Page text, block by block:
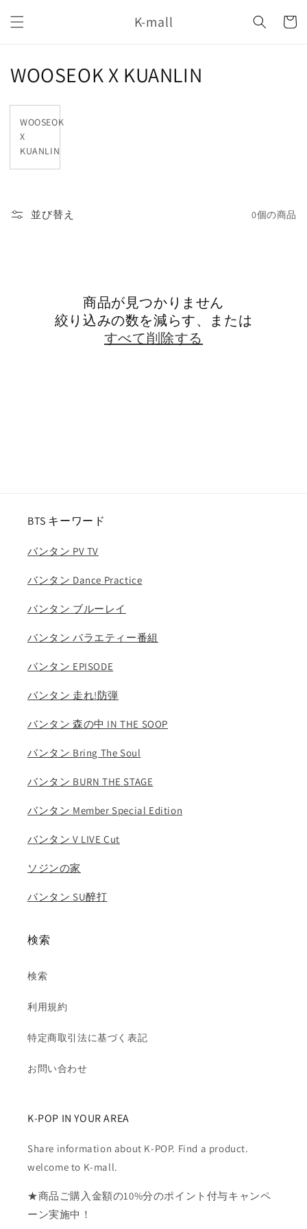
ンツに
進む
K-mall
ー
コ
レ
ク
シ
ン
WOOSEOK X KUANLIN
WOOSEOK
X
KUANLIN
並び替え 0個の商品
商品が見つかりません
絞り込みの数を減らす、または
すべて削除する
BTS キーワード
バンタン PV TV
バンタン Dance Practice
バンタン ブルーレイ
バンタン バラエティー番組
バンタン EPISODE
バンタン 走れ!防弾
バンタン 森の中 IN THE SOOP
バンタン Bring The Soul
バンタン BURN THE STAGE
バンタン Member Special Edition
バンタン V LIVE Cut
ソジンの家
バンタン SU醉打
検索
検索
利用規約
特定商取引法に基づく表記
お問い合わせ
K-POP IN YOUR AREA
Share information about K-POP. Find a product.
welcome to K-mall.
★商品ご購入金額の10%分のポイント付与キャンペ
ーン実施中！